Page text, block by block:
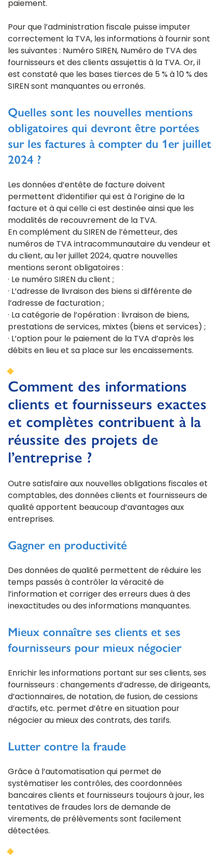
paiement.
Pour que l’administration fiscale puisse imputer
correctement la TVA, les informations à fournir sont
les suivantes : Numéro SIREN, Numéro de TVA des
fournisseurs et des clients assujettis à la TVA. Or, il
est constaté que les bases tierces de 5 % à 10 % des
SIREN sont manquantes ou erronés.
Quelles sont les nouvelles mentions
obligatoires qui devront être portées
sur les factures à compter du 1er juillet
2024 ?
Les données d’entête de facture doivent
permettent d’identifier qui est à l’origine de la
facture et à qui celle ci est destinée ainsi que les
modalités de recouvrement de la TVA.
En complément du SIREN de l’émetteur, des
numéros de TVA intracommunautaire du vendeur et
du client, au 1er juillet 2024, quatre nouvelles
mentions seront obligatoires :
· Le numéro SIREN du client ;
· L’adresse de livraison des biens si différente de
l’adresse de facturation ;
· La catégorie de l’opération : livraison de biens,
prestations de services, mixtes (biens et services) ;
· L’option pour le paiement de la TVA d’après les
débits en lieu et sa place sur les encaissements.
Comment des informations
clients et fournisseurs exactes
et complètes contribuent à la
réussite des projets de
l’entreprise ?
Outre satisfaire aux nouvelles obligations fiscales et
comptables, des données clients et fournisseurs de
qualité apportent beaucoup d’avantages aux
entreprises.
Gagner en productivité
Des données de qualité permettent de réduire les
temps passés à contrôler la véracité de
l’information et corriger des erreurs dues à des
inexactitudes ou des informations manquantes.
Mieux connaître ses clients et ses
fournisseurs pour mieux négocier
Enrichir les informations portant sur ses clients, ses
fournisseurs : changements d’adresse, de dirigeants,
d’actionnaires, de notation, de fusion, de cessions
d’actifs, etc. permet d’être en situation pour
négocier au mieux des contrats, des tarifs.
Lutter contre la fraude
Grâce à l’automatisation qui permet de
systématiser les contrôles, des coordonnées
bancaires clients et fournisseurs toujours à jour, les
tentatives de fraudes lors de demande de
virements, de prélèvements sont facilement
détectées.